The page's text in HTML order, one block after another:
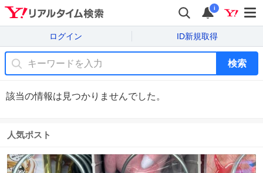
i
ログイン ID新規取得
検索
該当の情報は見つかりませんでした。
人気ポスト